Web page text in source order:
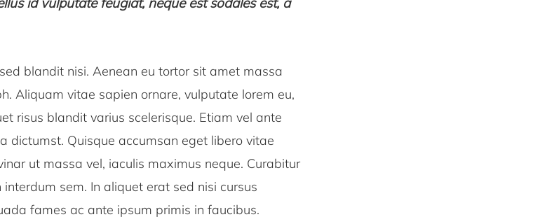
blandit nisi. Aenean eu tortor sit amet massa
Aliquam vitae sapien ornare, vulputate lorem eu,
risus blandit varius scelerisque. Etiam vel ante
dictumst. Quisque accumsan eget libero vitae
ut massa vel, iaculis maximus neque. Curabitur
sem. In aliquet erat sed nisi cursus
fames ac ante ipsum primis in faucibus.